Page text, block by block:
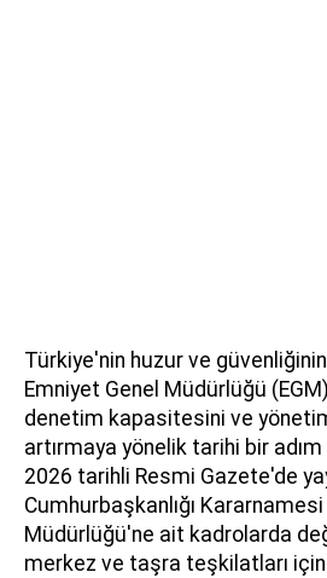
Türkiye'nin huzur ve
Emniyet Genel Müdürlüğü
denetim kapasitesini ve
artırmaya yönelik tarihi bir
2026 tarihli Resmi Gazete'de
Cumhurbaşkanlığı
Müdürlüğü'ne ait kadrolarda
merkez ve taşra teşkilatları